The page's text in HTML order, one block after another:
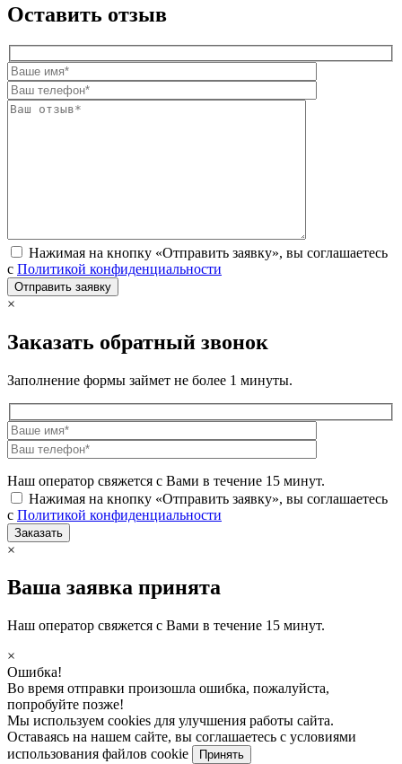
Оставить отзыв
Нажимая на кнопку «Отправить заявку», вы соглашаетесь
с Политикой конфиденциальности
×
Заказать обратный звонок
Заполнение формы займет не более 1 минуты.
Наш оператор свяжется с Вами в течение 15 минут.
Нажимая на кнопку «Отправить заявку», вы соглашаетесь
с Политикой конфиденциальности
×
Ваша заявка принята
Наш оператор свяжется с Вами в течение 15 минут.
×
Ошибка!
Во время отправки произошла ошибка, пожалуйста,
попробуйте позже!
Мы используем cookies для улучшения работы сайта.
Оставаясь на нашем сайте, вы соглашаетесь с условиями
использования файлов cookie
Принять